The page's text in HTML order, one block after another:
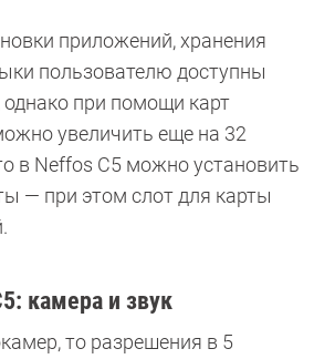
приложений, хранения
пользователю доступны
однако при помощи карт
увеличить еще на 32
в Neffos С5 можно установить
— при этом слот для карты
камера и звук
то разрешения в 5